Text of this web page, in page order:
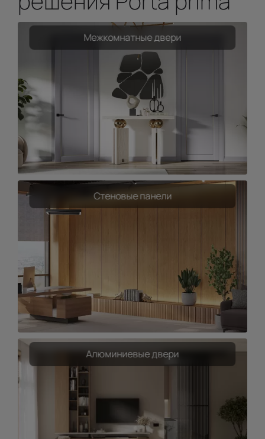
Межкомнатные двери
Стеновые панели
Алюминиевые двери